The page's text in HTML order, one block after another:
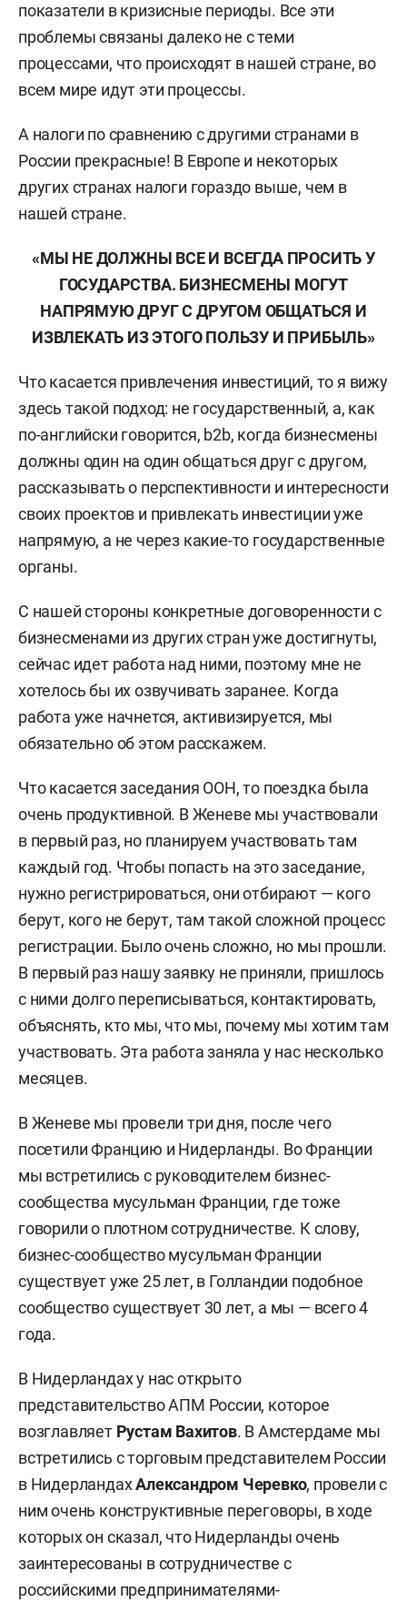
показатели в кризисные периоды. Все эти
проблемы связаны далеко не с теми
процессами, что происходят в нашей стране, во
всем мире идут эти процессы.
А налоги по сравнению с другими странами в
России прекрасные! В Европе и некоторых
других странах налоги гораздо выше, чем в
нашей стране.
«МЫ НЕ ДОЛЖНЫ ВСЕ И ВСЕГДА ПРОСИТЬ У
ГОСУДАРСТВА. БИЗНЕСМЕНЫ МОГУТ
НАПРЯМУЮ ДРУГ С ДРУГОМ ОБЩАТЬСЯ И
ИЗВЛЕКАТЬ ИЗ ЭТОГО ПОЛЬЗУ И ПРИБЫЛЬ»
Что касается привлечения инвестиций, то я вижу
здесь такой подход: не государственный, а, как
по-английски говорится, b2b, когда бизнесмены
должны один на один общаться друг с другом,
рассказывать о перспективности и интересности
своих проектов и привлекать инвестиции уже
напрямую, а не через какие-то государственные
органы.
С нашей стороны конкретные договоренности с
бизнесменами из других стран уже достигнуты,
сейчас идет работа над ними, поэтому мне не
хотелось бы их озвучивать заранее. Когда
работа уже начнется, активизируется, мы
обязательно об этом расскажем.
Что касается заседания ООН, то поездка была
очень продуктивной. В Женеве мы участвовали
в первый раз, но планируем участвовать там
каждый год. Чтобы попасть на это заседание,
нужно регистрироваться, они отбирают — кого
берут, кого не берут, там такой сложной процесс
регистрации. Было очень сложно, но мы прошли.
В первый раз нашу заявку не приняли, пришлось
с ними долго переписываться, контактировать,
объяснять, кто мы, что мы, почему мы хотим там
участвовать. Эта работа заняла у нас несколько
месяцев.
В Женеве мы провели три дня, после чего
посетили Францию и Нидерланды. Во Франции
мы встретились с руководителем бизнес-
сообщества мусульман Франции, где тоже
говорили о плотном сотрудничестве. К слову,
бизнес-сообщество мусульман Франции
существует уже 25 лет, в Голландии подобное
сообщество существует 30 лет, а мы — всего 4
года.
В Нидерландах у нас открыто
представительство АПМ России, которое
возглавляет Рустам Вахитов. В Амстердаме мы
встретились с торговым представителем России
в НидерландахАлександром Черевко, провели с
ним очень конструктивные переговоры, в ходе
которых он сказал, что Нидерланды очень
заинтересованы в сотрудничестве с
российскими предпринимателями-